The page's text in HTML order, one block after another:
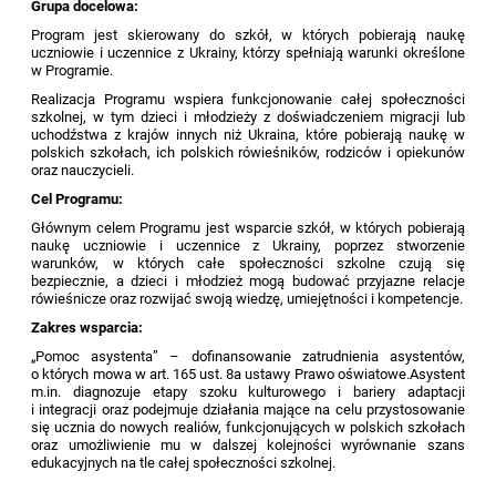
Grupa docelowa:
Program jest skierowany do szkół, w których pobierają naukę
uczniowie i uczennice z Ukrainy, którzy spełniają warunki określone
w Programie.
Realizacja Programu wspiera funkcjonowanie całej społeczności
szkolnej, w tym dzieci i młodzieży z doświadczeniem migracji lub
uchodźstwa z krajów innych niż Ukraina, które pobierają naukę w
polskich szkołach, ich polskich rówieśników, rodziców i opiekunów
oraz nauczycieli.
Cel Programu:
Głównym celem Programu jest wsparcie szkół, w których pobierają
naukę uczniowie i uczennice z Ukrainy, poprzez stworzenie
warunków, w których całe społeczności szkolne czują się
bezpiecznie, a dzieci i młodzież mogą budować przyjazne relacje
rówieśnicze oraz rozwijać swoją wiedzę, umiejętności i kompetencje.
Zakres wsparcia:
„Pomoc asystenta” – dofinansowanie zatrudnienia asystentów,
o których mowa w art. 165 ust. 8a ustawy Prawo oświatowe.Asystent
m.in. diagnozuje etapy szoku kulturowego i bariery adaptacji
i integracji oraz podejmuje działania mające na celu przystosowanie
się ucznia do nowych realiów, funkcjonujących w polskich szkołach
oraz umożliwienie mu w dalszej kolejności wyrównanie szans
edukacyjnych na tle całej społeczności szkolnej.